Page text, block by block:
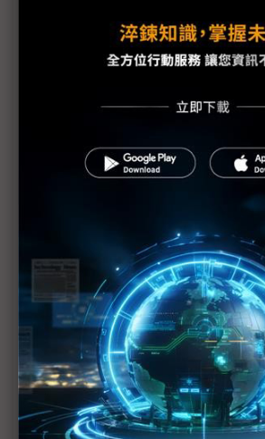
扶田資本攜手FoodTech新創共同推
遠景科技與WPI世平興業攜手拓展
Google Cloud台灣雙引擎 助攻淨
加速藥物開發 疫後生醫數位化新
迎接ESG趨勢 打造安全永續 高效
企業是新創生態系的必要角色！尋
部創新為最上策
台灣牙e通發展AI輔助醫療系統有成
務再進化